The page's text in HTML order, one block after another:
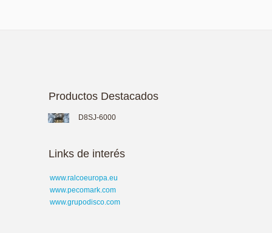
Productos Destacados
D8SJ-6000
Links de interés
www.ralcoeuropa.eu
www.pecomark.com
www.grupodisco.com